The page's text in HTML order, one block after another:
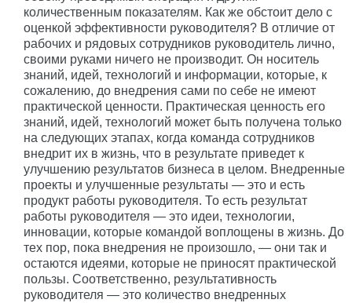
количественным показателям. Как же обстоит дело с
оценкой эффективности руководителя? В отличие от
рабочих и рядовых сотрудников руководитель лично,
своими руками ничего не производит. Он носитель
знаний, идей, технологий и информации, которые, к
сожалению, до внедрения сами по себе не имеют
практической ценности. Практическая ценность его
знаний, идей, технологий может быть получена только
на следующих этапах, когда команда сотрудников
внедрит их в жизнь, что в результате приведет к
улучшению результатов бизнеса в целом. Внедренные
проекты и улучшенные результаты — это и есть
продукт работы руководителя. То есть результат
работы руководителя — это идеи, технологии,
инновации, которые командой воплощены в жизнь. До
тех пор, пока внедрения не произошло, — они так и
остаются идеями, которые не приносят практической
пользы. Соответственно, результативность
руководителя — это количество внедренных